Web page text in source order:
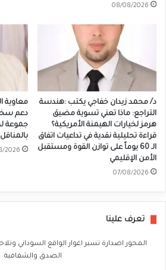
08/08/2026
د/ محمد زيدان خفاجي يكتب :هندسة
التراجع: ماذا تعني تسوية مضيق
هرمز لخيارات الهيمنة الأمريكية؟
قراءة تحليلية نقدية في تداعيات اتفاق
الـ 60 يوماً على توازن القوة ومستقبل
الأمن الإقليمي
07/08/2026
معاوية
دعم
جموعة
بالمناقل
2026
تعرف علينا
المحور اصدارة تسبر اغوار الواقع السوداني
الصدق والشفافية